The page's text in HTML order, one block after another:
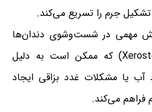
جرم را تسریع می‌کند.
مهمی در شست‌وشوی دندان‌ها
دارد. خشکی دهان (Xerostomia) که ممکن است به دلیل
آب یا مشکلات غدد بزاقی ایجاد
فراهم می‌کند.